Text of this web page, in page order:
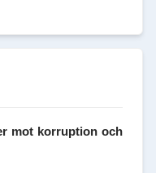
mot korruption och